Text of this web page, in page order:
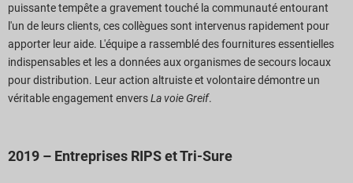
puissante tempête a gravement touché la communauté entourant
l'un de leurs clients, ces collègues sont intervenus rapidement pour
apporter leur aide. L'équipe a rassemblé des fournitures essentielles
indispensables et les a données aux organismes de secours locaux
pour distribution. Leur action altruiste et volontaire démontre un
véritable engagement enversLa voie Greif.
2019 – Entreprises RIPS et Tri-Sure